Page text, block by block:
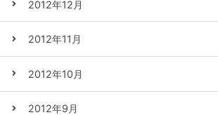
2012年12月
2012年11月
2012年10月
2012年9月